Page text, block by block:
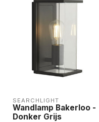
SEARCHLIGHT
Wandlamp Bakerloo -
Donker Grijs